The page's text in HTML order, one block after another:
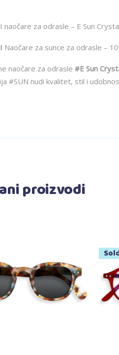
naočare za odrasle – E Sun
Naočare za sunce za odrasle –
naočare za odrasle #E Sun
#SUN nudi kvalitet, stil i
proizvodi
u korpu